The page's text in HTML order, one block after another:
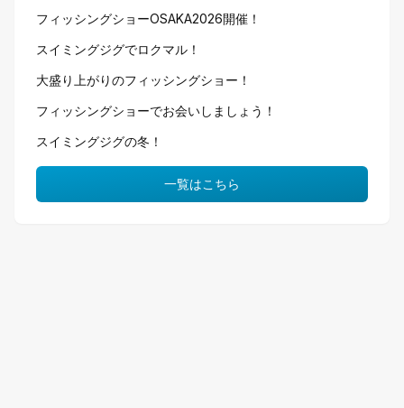
フィッシングショーOSAKA2026開催！
スイミングジグでロクマル！
大盛り上がりのフィッシングショー！
フィッシングショーでお会いしましょう！
スイミングジグの冬！
一覧はこちら